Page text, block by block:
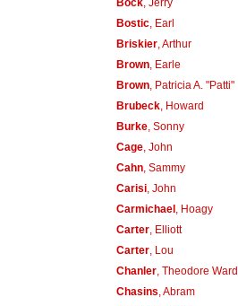
Bostic, Earl
Briskier, Arthur
Brown, Earle
Brown, Patricia A. "Patti"
Brubeck, Howard
Burke, Sonny
Cage, John
Cahn, Sammy
Carisi, John
Carmichael, Hoagy
Carter, Elliott
Carter, Lou
Chanler, Theodore Ward
Chasins , Abram